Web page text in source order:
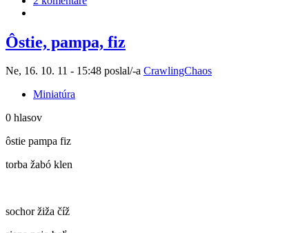
Ôstie, pampa, fiz
Ne, 16. 10. 11 - 15:48 poslal/-a CrawlingChaos
Miniatúra
0 hlasov
ôstie pampa fiz
torba žabó klen
sochor žiža číž